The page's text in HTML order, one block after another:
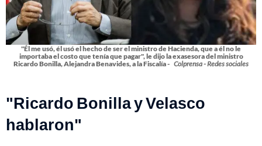
"Él me usó, él usó el hecho de ser el ministro de Hacienda, que a él no le
importaba el costo que tenía que pagar", le dijo la exasesora del ministro
Ricardo Bonilla, Alejandra Benavides, a la Fiscalía - Colprensa - Redes sociales
"Ricardo Bonilla y Velasco
hablaron"